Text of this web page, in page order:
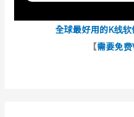
全球最好用的K线软
【需要免